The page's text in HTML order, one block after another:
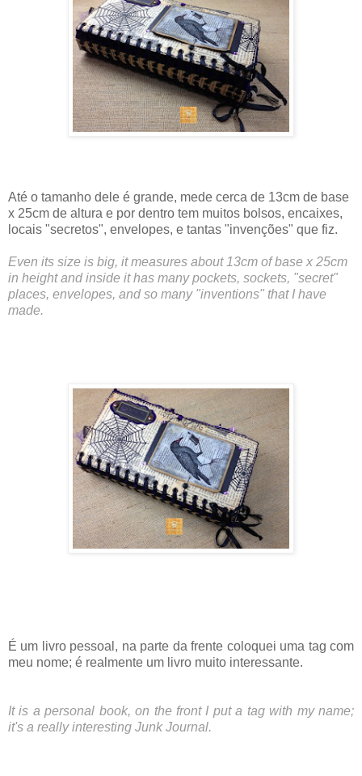
Até o tamanho dele é grande, mede cerca de 13cm de base
x 25cm de altura e por dentro tem muitos bolsos, encaixes,
locais "secretos", envelopes, e tantas "invenções" que fiz.
Even its size is big, it measures about 13cm of base x 25cm
in height and inside it has many pockets, sockets, "secret"
places, envelopes, and so many "inventions" that I have
made.
É um livro pessoal, na parte da frente coloquei uma tag com
meu nome; é realmente um livro muito interessante.
It is a personal book, on the front I put a tag with my name;
it's a really interesting Junk Journal.